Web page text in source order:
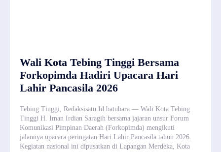
Wali Kota Tebing Tinggi Bersama
Forkopimda Hadiri Upacara Hari
Lahir Pancasila 2026
Tebing Tinggi, Redaksisatu.Id.batubara — Wali Kota Tebing
Tinggi H. Iman Irdian Saragih bersama jajaran unsur Forum
Komunikasi Pimpinan Daerah (Forkopimda) mengikuti
jalannya upacara peringatan Hari Lahir Pancasila tahun 2026.
Kegiatan nasional ini dipusatkan di Lapangan Merdeka, Kota